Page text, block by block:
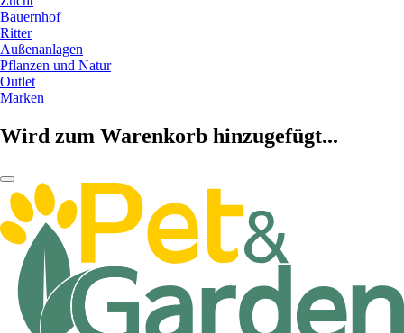
Bauernhof
Ritter
Außenanlagen
Pflanzen und Natur
Outlet
Marken
Wird zum Warenkorb hinzugefügt...